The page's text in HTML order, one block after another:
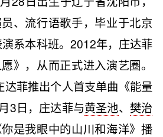
、流行语歌手，毕业于北京
系本科班。2012年，庄达菲
》，从而正式进入演艺圈。
菲推出个人首支单曲《能量
3日，庄达菲与黄圣池、 樊治
是我眼中的山川和海洋》播